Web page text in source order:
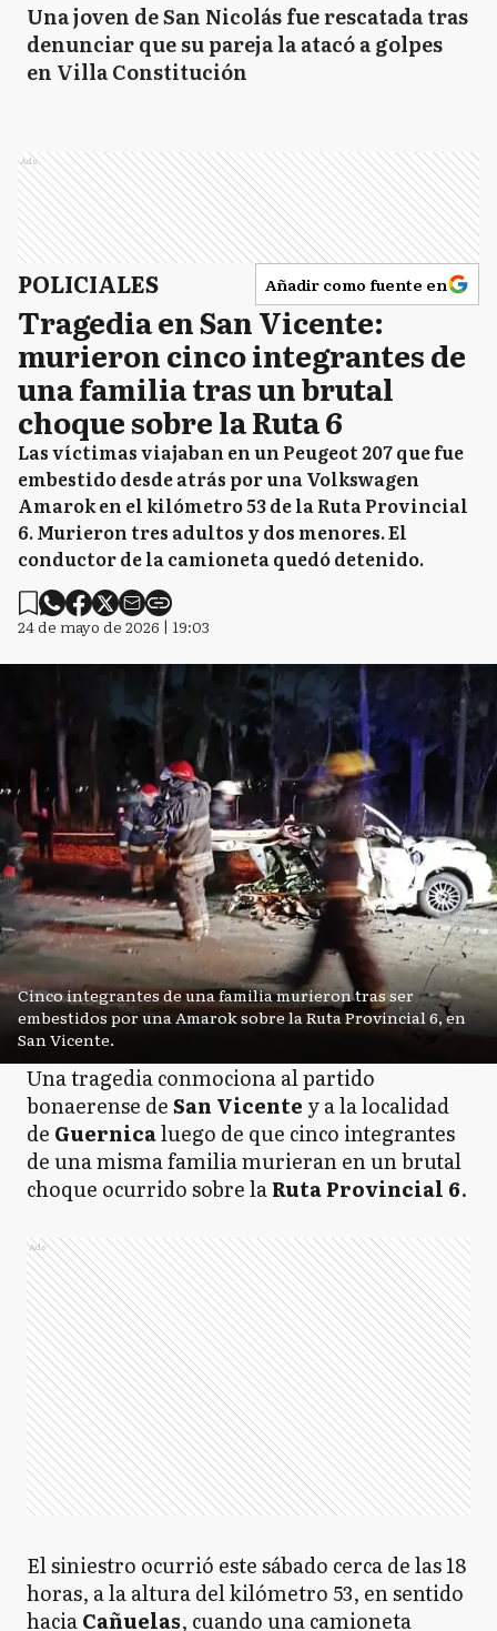
Una joven de San Nicolás fue rescatada tras
denunciar que su pareja la atacó a golpes
en Villa Constitución
Ads
POLICIALES Añadir como fuente en
Tragedia en San Vicente:
murieron cinco integrantes de
una familia tras un brutal
choque sobre la Ruta 6
Las víctimas viajaban en un Peugeot 207 que fue
embestido desde atrás por una Volkswagen
Amarok en el kilómetro 53 de la Ruta Provincial
6. Murieron tres adultos y dos menores. El
conductor de la camioneta quedó detenido.
24 de mayo de 2026 | 19:03
Cinco integrantes de una familia murieron tras ser
embestidos por una Amarok sobre la Ruta Provincial 6, en
San Vicente.
Una tragedia conmociona al partido
bonaerense deSan Vicente y a la localidad
de Guernicaluego de que cinco integrantes
de una misma familia murieran en un brutal
choque ocurrido sobre laRuta Provincial 6.
Ads
El siniestro ocurrió este sábado cerca de las 18
horas, a la altura del kilómetro 53, en sentido
haciaCañuelas, cuando una camioneta